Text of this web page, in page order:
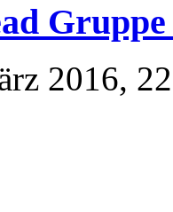
Gruppe
2016,